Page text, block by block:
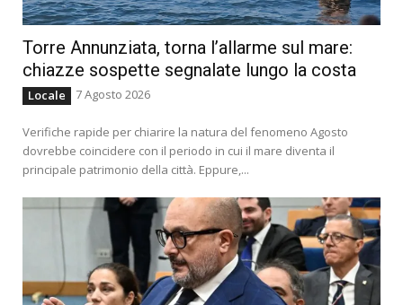
Torre Annunziata, torna l’allarme sul mare:
chiazze sospette segnalate lungo la costa
Locale 7 Agosto 2026
Verifiche rapide per chiarire la natura del fenomeno Agosto
dovrebbe coincidere con il periodo in cui il mare diventa il
principale patrimonio della città. Eppure,...